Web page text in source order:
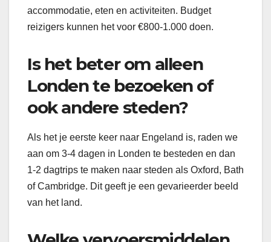
accommodatie, eten en activiteiten. Budget
reizigers kunnen het voor €800-1.000 doen.
Is het beter om alleen
Londen te bezoeken of
ook andere steden?
Als het je eerste keer naar Engeland is, raden we
aan om 3-4 dagen in Londen te besteden en dan
1-2 dagtrips te maken naar steden als Oxford, Bath
of Cambridge. Dit geeft je een gevarieerder beeld
van het land.